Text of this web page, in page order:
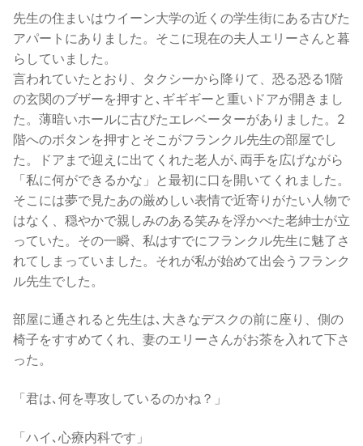
先生の住まいはウイーン大学の近くの学生街にある古びた
アパートにありました。そこに現在の夫人エリーさんと暮
らしていました。
言われていたとおり、タクシーから降りて、恐る恐る1階
の玄関のブザーを押すと､ギギギーと重いドアが開きまし
た。薄暗いホールに古びたエレベーターがありました。2
階へのボタンを押すとそこがフランクル先生の部屋でし
た。ドアまで迎えに出てくれた老人が､両手を広げながら
「私に何ができるかな」と最初に口を開いてくれました。
そこには夢で見たあの厳めしい表情で近寄りがたい人物で
はなく、穏やかで親しみのある笑みを浮かべた老紳士が立
っていた。その一瞬、私はすでにフランクル先生に魅了さ
れてしまっていました。それが私が始めて出会うフランク
ル先生でした。
部屋に通されると先生は､大きなデスクの前に座り、側の
椅子をすすめてくれ、妻のエリーさんがお茶を入れて下さ
った。
「君は､何を専攻しているのかね？」
「ハイ､心療内科です」